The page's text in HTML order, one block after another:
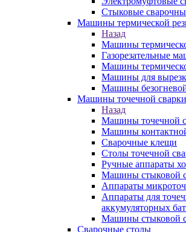
Стыковые
Машины термической
Назад
Машины
Газорезательные
Машины
Машины для
Машины
Машины точечной сварки
Назад
Машины точечной
Машины
Сварочные клещи
Столы точечной
Ручные аппараты
Машины стыковой
Аппараты
Аппараты для
аккумуляторных
Машины стыковой
Сварочные столы